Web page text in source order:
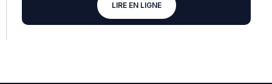
LIRE EN LIGNE